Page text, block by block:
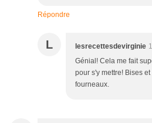
Répondre
L lesrecettesdevirginie
Génial! Cela me fait
pour s'y mettre! Bises
fourneaux.